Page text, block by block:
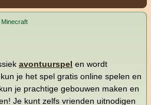
Minecraft
avontuurspel en wordt
je het spel gratis online spelen en
je prachtige gebouwen maken en
Je kunt zelfs vrienden uitnodigen